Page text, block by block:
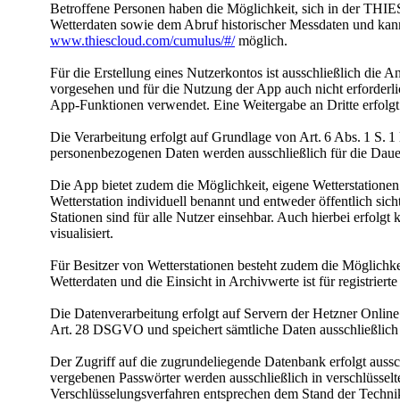
Betroffene Personen haben die Möglichkeit, sich in der
Wetterdaten sowie dem Abruf historischer Messdaten und
www.thiescloud.com/​­cumulus/​­#/​­möglich.
Für die Erstellung eines Nutzerkontos ist ausschließlich die
vorgesehen und für die Nutzung der App auch nicht
App-Funktionen verwendet. Eine Weitergabe an Dritte
Die Verarbeitung erfolgt auf Grundlage von Art. 6 Abs. 1 S.
personenbezogenen Daten werden ausschließlich für die
Die App bietet zudem die Möglichkeit, eigene
Wetterstation individuell benannt und entweder öffentlich
Stationen sind für alle Nutzer einsehbar. Auch hierbei
visualisiert.
Für Besitzer von Wetterstationen besteht zudem die
Wetterdaten und die Einsicht in Archivwerte ist für
Die Datenverarbeitung erfolgt auf Servern der Hetzner
Art. 28 DSGVO und speichert sämtliche Daten
Der Zugriff auf die zugrundeliegende Datenbank erfolgt
vergebenen Passwörter werden ausschließlich in
Verschlüsselungsverfahren entsprechen dem Stand der